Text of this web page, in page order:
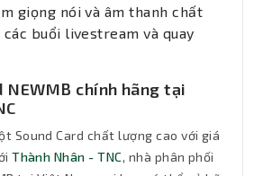
giọng nói và âm thanh chất
buổi livestream và quay
NEWMB chính hãng tại
Sound Card chất lượng cao với giá
Thành Nhân - TNC, nhà phân phối